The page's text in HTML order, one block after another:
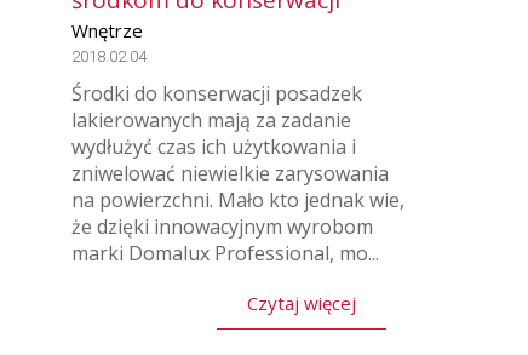
Wnętrze
2018.02.04
Środki do konserwacji posadzek
lakierowanych mają za zadanie
wydłużyć czas ich użytkowania i
zniwelować niewielkie zarysowania
na powierzchni. Mało kto jednak wie,
że dzięki innowacyjnym wyrobom
marki Domalux Professional, mo...
Czytaj więcej